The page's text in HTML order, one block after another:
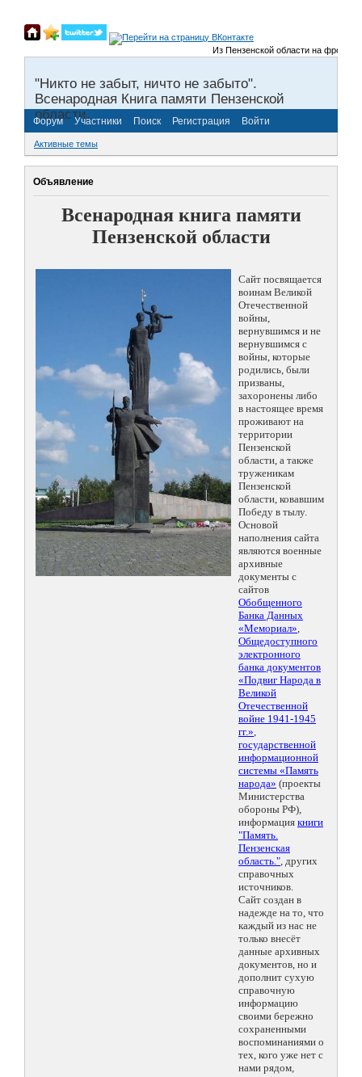
Из Пензенской области на фронты
"Никто не забыт, ничто не забыто".
Всенародная Книга памяти Пензенской
области.
Форум Участники Поиск Регистрация Войти
Активные темы
Объявление
Всенародная книга памяти
Пензенской области
Сайт посвящается
воинам Великой
Отечественной
войны,
вернувшимся и не
вернувшимся с
войны, которые
родились, были
призваны,
захоронены либо
в настоящее время
проживают на
территории
Пензенской
области, а также
труженикам
Пензенской
области, ковавшим
Победу в тылу.
Основой
наполнения сайта
являются военные
архивные
документы с
сайтов
Обобщенного
Банка Данных
«Мемориал»,
Общедоступного
электронного
банка документов
«Подвиг Народа в
Великой
Отечественной
войне 1941-1945
гг.»,
государственной
информационной
системы «Память
народа» (проекты
Министерства
обороны РФ),
информация книги
"Память.
Пензенская
область.", других
справочных
источников.
Сайт создан в
надежде на то, что
каждый из нас не
только внесёт
данные архивных
документов, но и
дополнит сухую
справочную
информацию
своими бережно
сохраненными
воспоминаниями о
тех, кого уже нет с
нами рядом,